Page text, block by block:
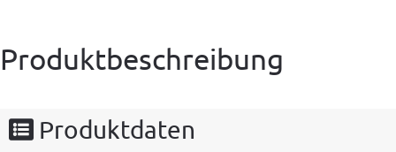
Produktbeschreibung
Produktdaten